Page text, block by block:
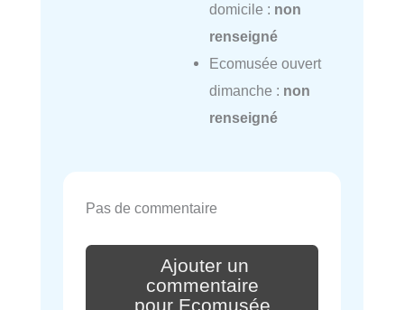
domicile : non
renseigné
Ecomusée ouvert
dimanche : non
renseigné
Pas de commentaire
Ajouter un
commentaire
pour Ecomusée